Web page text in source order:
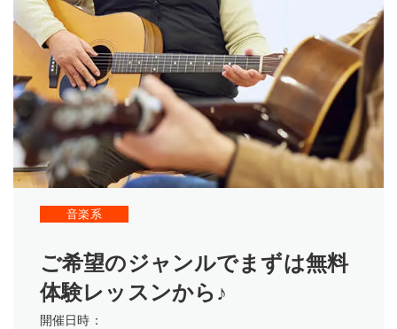
音楽系
ご希望のジャンルでまずは無料
体験レッスンから♪
開催日時：